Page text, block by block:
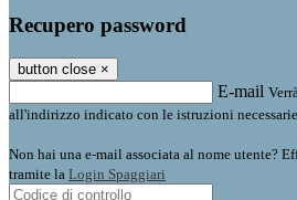
Recupero password
button close ×
E-mail
all'indirizzo indicato con le istruzioni
Non hai una e-mail associata al nome utente?
tramite la Login Spaggiari